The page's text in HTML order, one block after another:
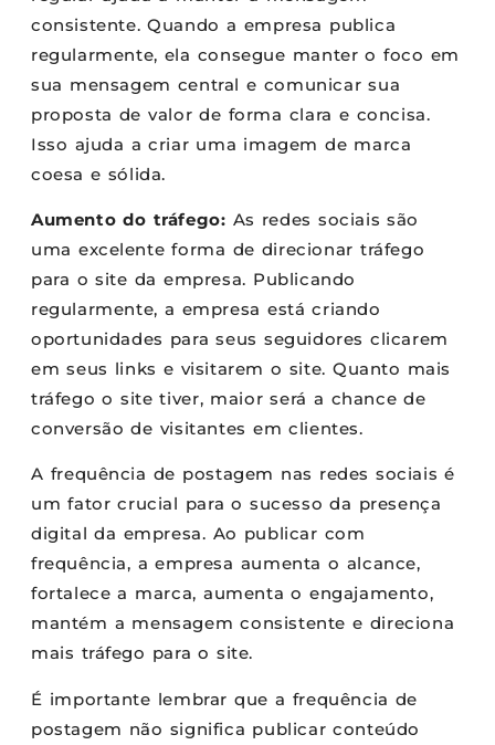
consistente. Quando a empresa publica
regularmente, ela consegue manter o foco em
sua mensagem central e comunicar sua
proposta de valor de forma clara e concisa.
Isso ajuda a criar uma imagem de marca
coesa e sólida.
Aumento do tráfego: As redes sociais são
uma excelente forma de direcionar tráfego
para o site da empresa. Publicando
regularmente, a empresa está criando
oportunidades para seus seguidores clicarem
em seus links e visitarem o site. Quanto mais
tráfego o site tiver, maior será a chance de
conversão de visitantes em clientes.
A frequência de postagem nas redes sociais é
um fator crucial para o sucesso da presença
digital da empresa. Ao publicar com
frequência, a empresa aumenta o alcance,
fortalece a marca, aumenta o engajamento,
mantém a mensagem consistente e direciona
mais tráfego para o site.
É importante lembrar que a frequência de
postagem não significa publicar conteúdo